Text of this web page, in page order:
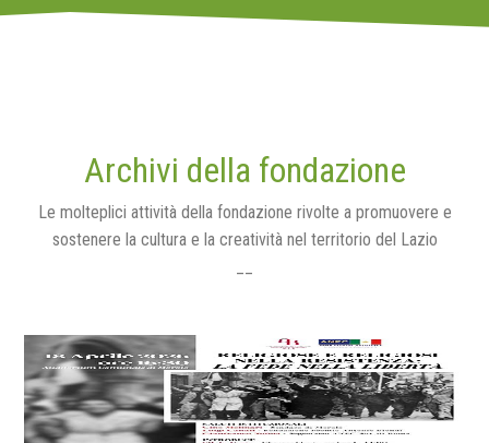
Archivi della fondazione
Le molteplici attività della fondazione rivolte a promuovere e
sostenere la cultura e la creatività nel territorio del Lazio